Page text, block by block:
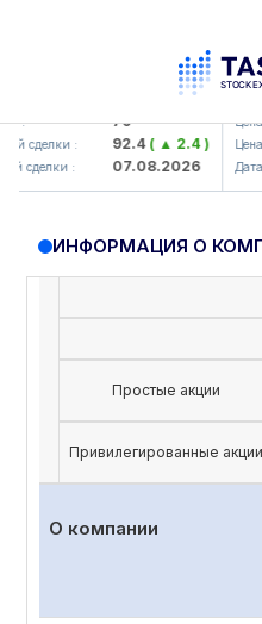
: 79
сделки : 92.4( ▲ 2.4 )
сделки : 07.08.2026
Цена
Цена
Дата
ИНФОРМАЦИЯ О
Простые акции
Привилегированные акции
О компании